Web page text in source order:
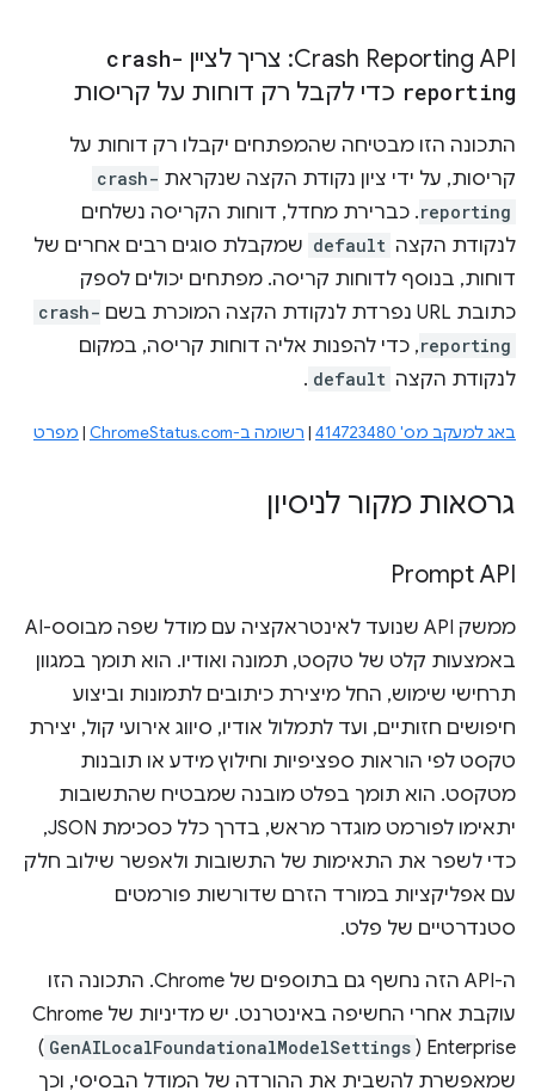
Crash Reporting API: צריך לציין
crash-
reporting כדי לקבל רק דוחות על קריסות
התכונה הזו מבטיחה שהמפתחים יקבלו רק דוחות על
קריסות, על ידי ציון נקודת הקצה שנקראת crash-
reporting. כברירת מחדל, דוחות הקריסה נשלחים
לנקודת הקצה default שמקבלת סוגים רבים אחרים של
דוחות, בנוסף לדוחות קריסה. מפתחים יכולים לספק
כתובת URL נפרדת לנקודת הקצה המוכרת בשם
crash-
reporting, כדי להפנות אליה דוחות קריסה, במקום
לנקודת הקצה default
.
באג למעקב מס' 414723480 | רשומה ב-ChromeStatus.com | מפרט
גרסאות מקור לניסיון
Prompt API
ממשק API שנועד לאינטראקציה עם מודל שפה מבוסס-AI
באמצעות קלט של טקסט, תמונה ואודיו. הוא תומך במגוון
תרחישי שימוש, החל מיצירת כיתובים לתמונות וביצוע
חיפושים חזותיים, ועד לתמלול אודיו, סיווג אירועי קול, יצירת
טקסט לפי הוראות ספציפיות וחילוץ מידע או תובנות
מטקסט. הוא תומך בפלט מובנה שמבטיח שהתשובות
יתאימו לפורמט מוגדר מראש, בדרך כלל כסכימת JSON,
כדי לשפר את התאימות של התשובות ולאפשר שילוב חלק
עם אפליקציות במורד הזרם שדורשות פורמטים
סטנדרטיים של פלט.
ה-API הזה נחשף גם בתוספים של Chrome. התכונה הזו
עוקבת אחרי החשיפה באינטרנט. יש מדיניות של Chrome
Enterprise‏ (
GenAILocalFoundationalModelSettings
)
שמאפשרת להשבית את ההורדה של המודל הבסיסי, וכך